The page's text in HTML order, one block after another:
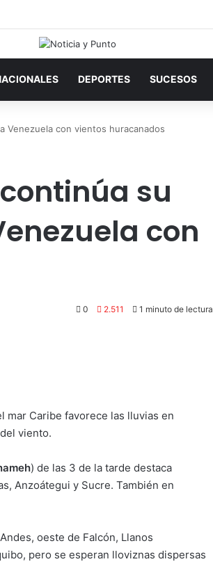
DEPORTES SUCESOS
Venezuela con vientos huracanados
su
con
0 2.511 1 minuto de lectura
mar Caribe favorece las lluvias en
viento.
) de las 3 de la tarde destaca
Anzoátegui y Sucre. También en
oeste de Falcón, Llanos
pero se esperan lloviznas dispersas